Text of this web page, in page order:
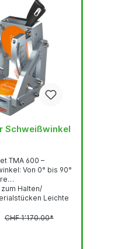
Schweißwinkel
TMA 600 –
bis 90°
Halten/
Leichte
für jeden,
CHF 1’170.00*